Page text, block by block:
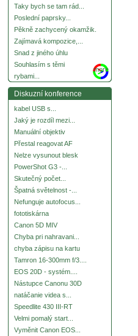
Taky bych se tam rád...
Poslední paprsky...
Pěkně zachycený okamžik.
Zajímavá kompozice,...
Snad z jiného úhlu
Souhlasím s těmi
rybami...
more
Diskuzní konference
kabel USB s...
Jaký je rozdíl mezi...
Manuální objektiv
Přestal reagovat AF
Nelze vysunout blesk
PowerShot G3 -...
Skutečný počet...
Špatná světelnost -...
Nefunguje autofocus...
fototiskárna
Canon 5D MIV
Chyba pri nahravani...
chyba zápisu na kartu
Tamron 16-300mm f/3....
EOS 20D - systém....
Nástupce Canonu 30D
natáčanie videa s...
Speedlite 430 III-RT
Velmi pomalý start...
Vyměnit Canon EOS...